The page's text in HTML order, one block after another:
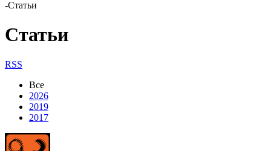
-Статьи
Статьи
RSS
Все
2026
2019
2017